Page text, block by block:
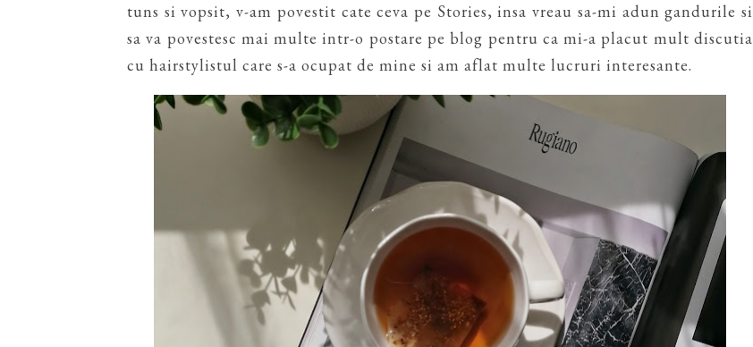
tuns si vopsit, v-am povestit cate ceva pe Stories, insa vreau sa-mi adun gandurile si
sa va povestesc mai multe intr-o postare pe blog pentru ca mi-a placut mult discutia
cu hairstylistul care s-a ocupat de mine si am aflat multe lucruri interesante.